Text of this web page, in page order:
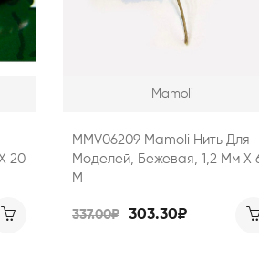
20
Mamoli
MMV06209 Mamoli Нить Для
Моделей, Бежевая, 1,2 Мм Х
М
337.00₽ 303.30₽